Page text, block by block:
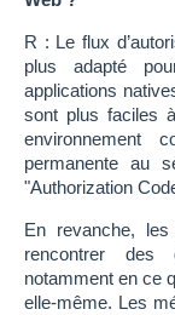
R : Le flux
plus adapté
applications
sont plus faciles
environnement
permanente au
"Authorization
En revanche,
rencontrer des
notamment en ce
elle-même. Les